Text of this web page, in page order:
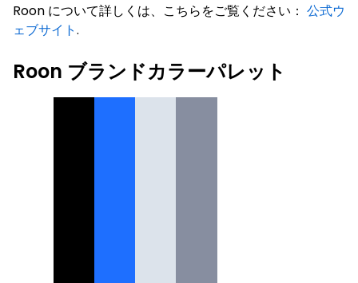
Roon について詳しくは、こちらをご覧ください： 公式ウ
ェブサイト.
Roon ブランドカラーパレット